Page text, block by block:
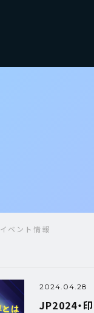
イベント情報
2024.04.28
JP2024・